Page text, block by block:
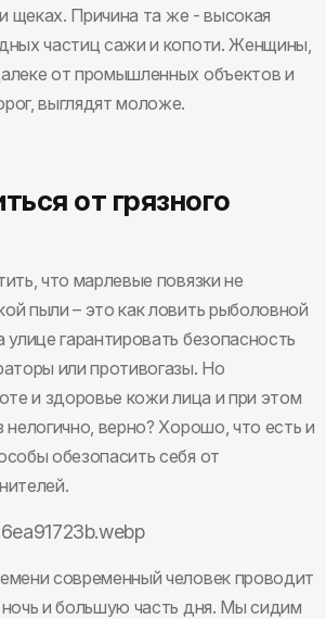
щеках. Причина та же - высокая
частиц сажи и копоти. Женщины,
от промышленных объектов и
выглядят моложе.
от грязного
что марлевые повязки не
пыли – это как ловить рыболовной
гарантировать безопасность
или противогазы. Но
и здоровье кожи лица и при этом
нелогично, верно? Хорошо, что есть и
обезопасить себя от
современный человек проводит
и большую часть дня. Мы сидим